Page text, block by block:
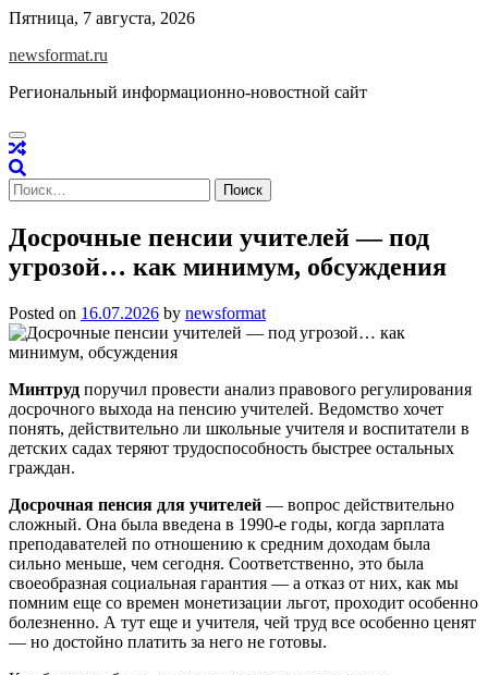
Skip
content
Пятница, 7 августа, 2026
newsformat.ru
Региональный информационно-новостной сайт
Найти:
Досрочные пенсии учителей — под
угрозой… как минимум, обсуждения
Posted on 16.07.2026 by newsformat
Минтруд поручил провести анализ правового регулирования
досрочного выхода на пенсию учителей. Ведомство хочет
понять, действительно ли школьные учителя и воспитатели в
детских садах теряют трудоспособность быстрее остальных
граждан.
Досрочная пенсия для учителей — вопрос действительно
сложный. Она была введена в 1990-е годы, когда зарплата
преподавателей по отношению к средним доходам была
сильно меньше, чем сегодня. Соответственно, это была
своеобразная социальная гарантия — а отказ от них, как мы
помним еще со времен монетизации льгот, проходит особенно
болезненно. А тут еще и учителя, чей труд все особенно ценят
— но достойно платить за него не готовы.